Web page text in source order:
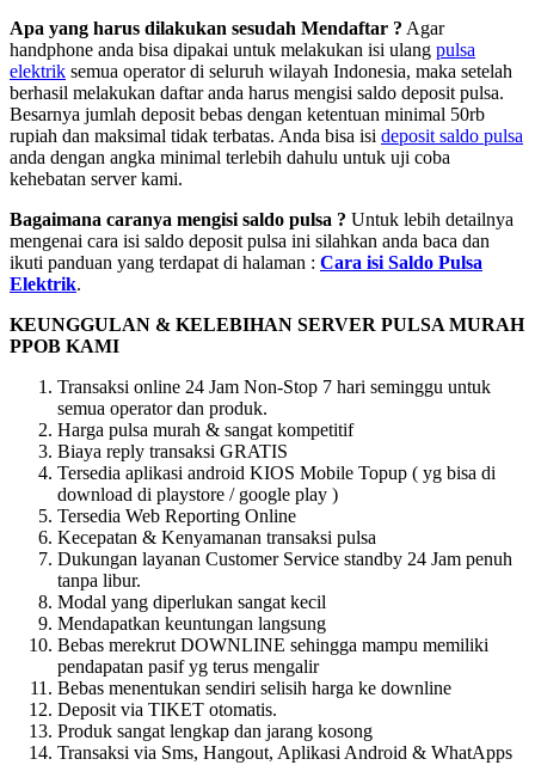
Apa yang harus dilakukan sesudah Mendaftar ? Agar
handphone anda bisa dipakai untuk melakukan isi ulang pulsa
elektrik semua operator di seluruh wilayah Indonesia, maka setelah
berhasil melakukan daftar anda harus mengisi saldo deposit pulsa.
Besarnya jumlah deposit bebas dengan ketentuan minimal 50rb
rupiah dan maksimal tidak terbatas. Anda bisa isi deposit saldo pulsa
anda dengan angka minimal terlebih dahulu untuk uji coba
kehebatan server kami.
Bagaimana caranya mengisi saldo pulsa ? Untuk lebih detailnya
mengenai cara isi saldo deposit pulsa ini silahkan anda baca dan
ikuti panduan yang terdapat di halaman : Cara isi Saldo Pulsa
Elektrik.
KEUNGGULAN & KELEBIHAN SERVER PULSA MURAH
PPOB KAMI
Transaksi online 24 Jam Non-Stop 7 hari seminggu untuk
semua operator dan produk.
Harga pulsa murah & sangat kompetitif
Biaya reply transaksi GRATIS
Tersedia aplikasi android KIOS Mobile Topup ( yg bisa di
download di playstore / google play )
Tersedia Web Reporting Online
Kecepatan & Kenyamanan transaksi pulsa
Dukungan layanan Customer Service standby 24 Jam penuh
tanpa libur.
Modal yang diperlukan sangat kecil
Mendapatkan keuntungan langsung
Bebas merekrut DOWNLINE sehingga mampu memiliki
pendapatan pasif yg terus mengalir
Bebas menentukan sendiri selisih harga ke downline
Deposit via TIKET otomatis.
Produk sangat lengkap dan jarang kosong
Transaksi via Sms, Hangout, Aplikasi Android & WhatApps